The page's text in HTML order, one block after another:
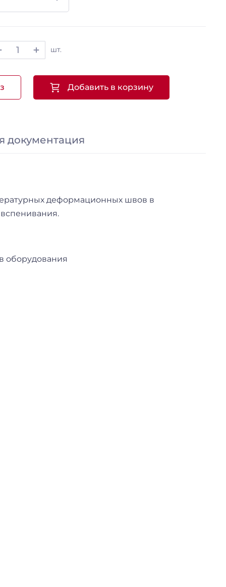
шт.
Добавить в корзину
документация
деформационных швов в
оборудования